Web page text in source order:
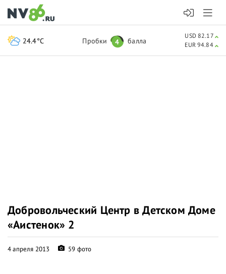
Добровольческий Центр в Детском Доме
«Аистенок» 2
4 апреля 2013 59 фото
24.4°C Пробки 4 балла
USD 82.17
EUR 94.84